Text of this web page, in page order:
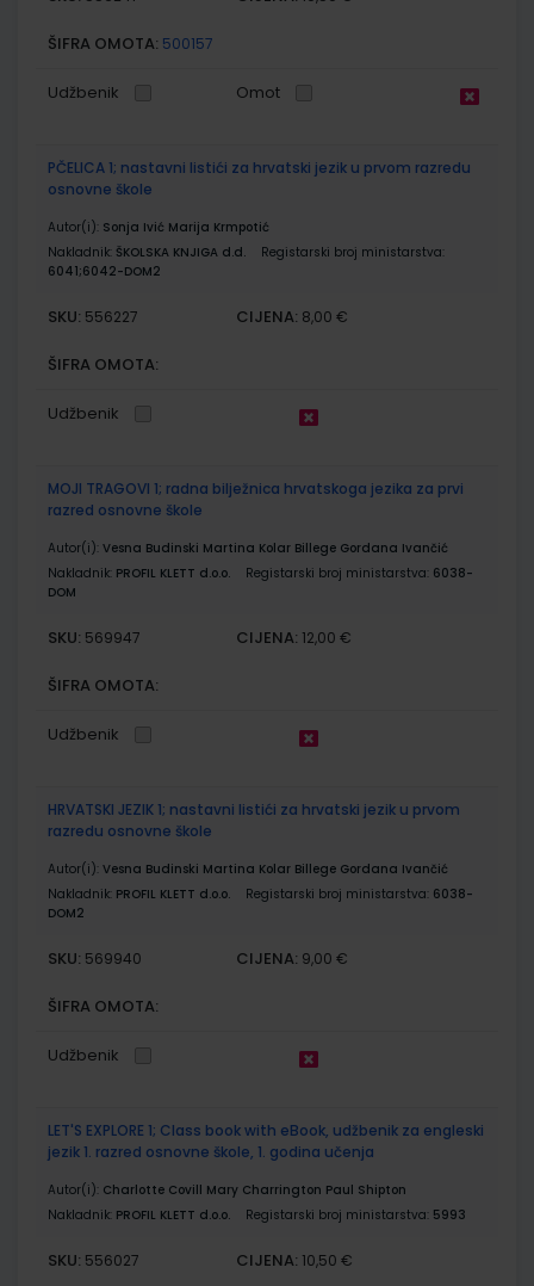
ŠIFRA OMOTA: 500157
Udžbenik Omot
PČELICA 1; nastavni listići za hrvatski jezik u prvom razredu
osnovne škole
Autor(i): Sonja Ivić Marija Krmpotić
Nakladnik: ŠKOLSKA KNJIGA d.d.
Registarski broj ministarstva:
6041;6042-DOM2
SKU: 556227 CIJENA: 8,00 €
ŠIFRA OMOTA:
Udžbenik
MOJI TRAGOVI 1; radna bilježnica hrvatskoga jezika za prvi
razred osnovne škole
Autor(i): Vesna Budinski Martina Kolar Billege Gordana Ivančić
Nakladnik: PROFIL KLETT d.o.o. Registarski broj ministarstva: 6038-
DOM
SKU: 569947 CIJENA: 12,00 €
ŠIFRA OMOTA:
Udžbenik
HRVATSKI JEZIK 1; nastavni listići za hrvatski jezik u prvom
razredu osnovne škole
Autor(i): Vesna Budinski Martina Kolar Billege Gordana Ivančić
Nakladnik: PROFIL KLETT d.o.o. Registarski broj ministarstva: 6038-
DOM2
SKU: 569940 CIJENA: 9,00 €
ŠIFRA OMOTA:
Udžbenik
LET'S EXPLORE 1; Class book with eBook, udžbenik za engleski
jezik 1. razred osnovne škole, 1. godina učenja
Autor(i): Charlotte Covill Mary Charrington Paul Shipton
Nakladnik: PROFIL KLETT d.o.o. Registarski broj ministarstva: 5993
SKU: 556027 CIJENA: 10,50 €